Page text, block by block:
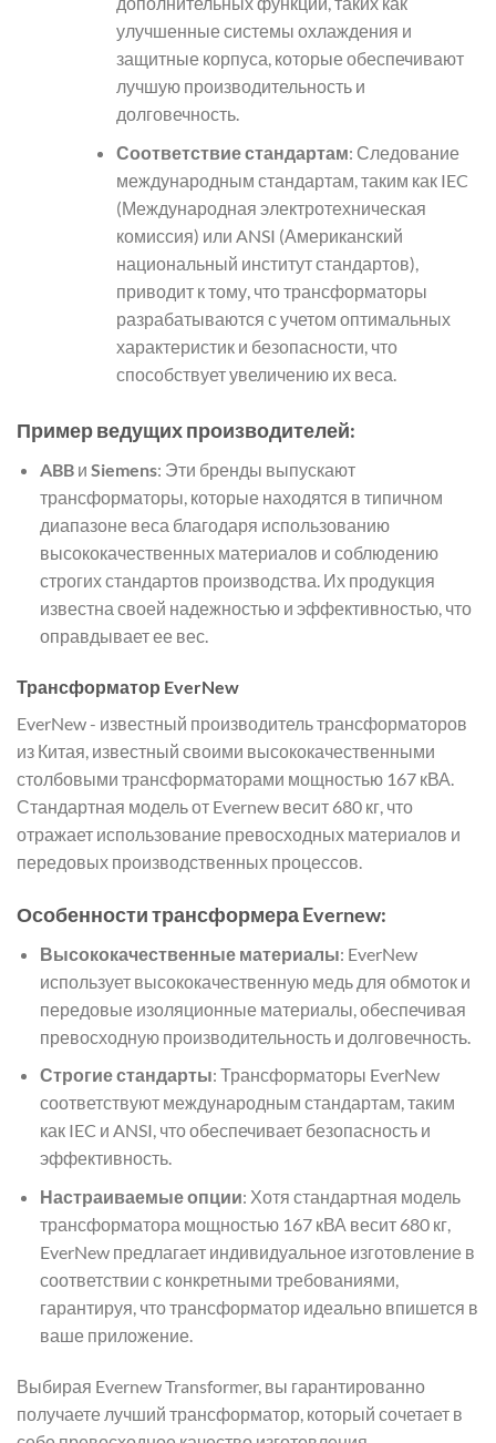
улучшенные системы охлаждения и
защитные корпуса, которые обеспечивают
лучшую производительность и
долговечность.
Соответствие стандартам: Следование
международным стандартам, таким как IEC
(Международная электротехническая
комиссия) или ANSI (Американский
национальный институт стандартов),
приводит к тому, что трансформаторы
разрабатываются с учетом оптимальных
характеристик и безопасности, что
способствует увеличению их веса.
Пример ведущих производителей:
ABBи Siemens: Эти бренды выпускают
трансформаторы, которые находятся в типичном
диапазоне веса благодаря использованию
высококачественных материалов и соблюдению
строгих стандартов производства. Их продукция
известна своей надежностью и эффективностью, что
оправдывает ее вес.
Трансформатор EverNew
EverNew - известный производитель трансформаторов
из Китая, известный своими высококачественными
столбовыми трансформаторами мощностью 167 кВА.
Стандартная модель от Evernew весит 680 кг, что
отражает использование превосходных материалов и
передовых производственных процессов.
Особенности трансформера Evernew:
Высококачественные материалы: EverNew
использует высококачественную медь для обмоток и
передовые изоляционные материалы, обеспечивая
превосходную производительность и долговечность.
Строгие стандарты: Трансформаторы EverNew
соответствуют международным стандартам, таким
как IEC и ANSI, что обеспечивает безопасность и
эффективность.
Настраиваемые опции: Хотя стандартная модель
трансформатора мощностью 167 кВА весит 680 кг,
EverNew предлагает индивидуальное изготовление в
соответствии с конкретными требованиями,
гарантируя, что трансформатор идеально впишется в
ваше приложение.
Выбирая Evernew Transformer, вы гарантированно
получаете лучший трансформатор, который сочетает в